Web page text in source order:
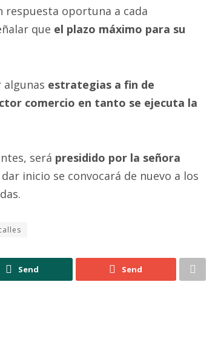
oportuna a cada
que el plazo máximo para su
algunas estrategias a fin de
comercio en tanto se ejecuta la
será presidido por la señora
inicio se convocará de nuevo a los
Send Send